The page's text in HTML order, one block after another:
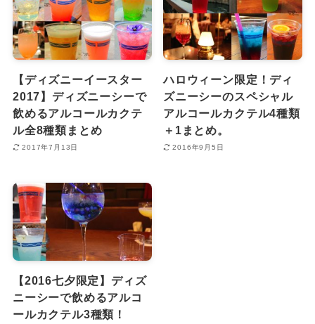
【ディズニーイースター
2017】ディズニーシーで
飲めるアルコールカクテ
ル全8種類まとめ
2017年7月13日
ハロウィーン限定！ディ
ズニーシーのスペシャル
アルコールカクテル4種類
＋1まとめ。
2016年9月5日
【2016七夕限定】ディズ
ニーシーで飲めるアルコ
ールカクテル3種類！